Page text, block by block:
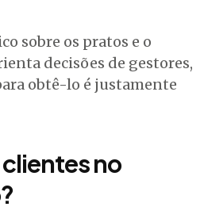
sobre os pratos e o
decisões de gestores,
obtê-lo é justamente
no